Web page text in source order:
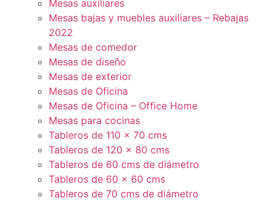
Mesas auxiliares
Mesas bajas y muebles auxiliares – Rebajas
2022
Mesas de comedor
Mesas de diseño
Mesas de exterior
Mesas de Oficina
Mesas de Oficina – Office Home
Mesas para cocinas
Tableros de 110 x 70 cms
Tableros de 120 x 80 cms
Tableros de 60 cms de diámetro
Tableros de 60 x 60 cms
Tableros de 70 cms de diámetro